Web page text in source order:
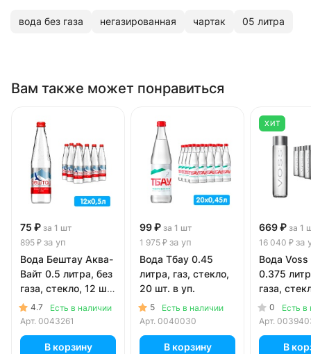
вода без газа негазированная чартак 05 литра
Вам также может понравиться
75 ₽ за 1 шт
895 ₽ за уп
Вода Бештау Аква-
Вайт 0.5 литра, без
газа, стекло, 12 шт.
в уп.
4.7
Есть в наличии
Арт. 0043261
В корзину
99 ₽ за 1 шт
1 975 ₽ за уп
Вода Тбау 0.45
литра, газ, стекло,
20 шт. в уп.
5
Есть в наличии
Арт. 0040030
В корзину
ХИТ
669 ₽ за 1
16 040 ₽ за
Вода Voss
0.375
газа,
в уп.
0
Есть в
Арт.
В